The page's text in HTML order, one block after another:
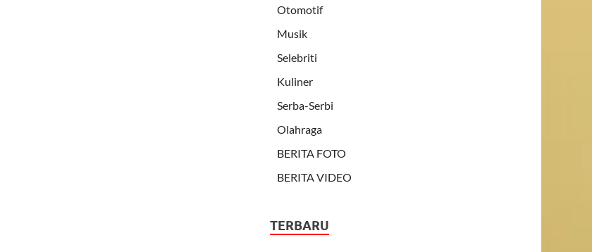
Otomotif
Musik
Selebriti
Kuliner
Serba-Serbi
Olahraga
BERITA FOTO
BERITA VIDEO
TERBARU